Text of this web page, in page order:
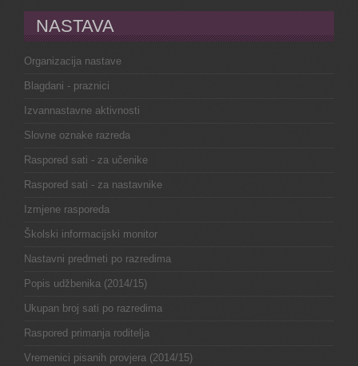
NASTAVA
Organizacija nastave
Blagdani - praznici
Izvannastavne aktivnosti
Slovne oznake razreda
Raspored sati - za učenike
Raspored sati - za nastavnike
Izmjene rasporeda
Školski informacijski monitor
Nastavni predmeti po razredima
Popis udžbenika (2014/15)
Ukupan broj sati po razredima
Raspored primanja roditelja
Vremenici pisanih provjera (2014/15)